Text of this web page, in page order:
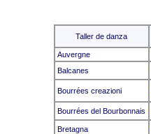
Taller de danza
Auvergne
Balcanes
Bourrées creazioni
Bourrées del Bourbonnais
Bretagna